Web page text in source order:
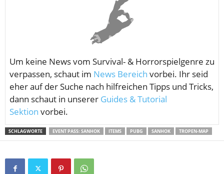
Um keine News vom Survival- & Horrorspielgenre zu
verpassen, schaut im News Bereich vorbei. Ihr seid
eher auf der Suche nach hilfreichen Tipps und Tricks,
dann schaut in unserer Guides & Tutorial
Sektion vorbei.
SCHLAGWORTE EVENT PASS: SANHOK ITEMS PUBG SANHOK TROPEN-MAP